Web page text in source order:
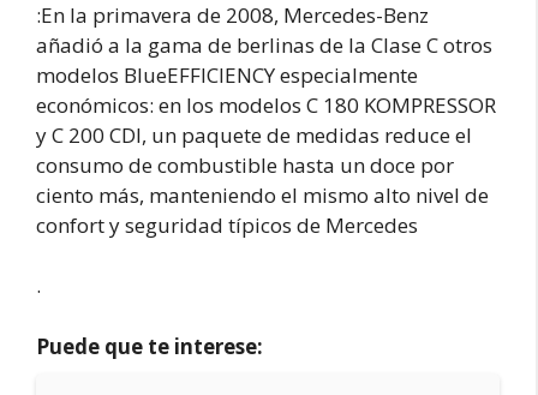
:En la primavera de 2008, Mercedes-Benz
añadió a la gama de berlinas de la Clase C otros
modelos BlueEFFICIENCY especialmente
económicos: en los modelos C 180 KOMPRESSOR
y C 200 CDI, un paquete de medidas reduce el
consumo de combustible hasta un doce por
ciento más, manteniendo el mismo alto nivel de
confort y seguridad típicos de Mercedes
.
Puede que te interese: